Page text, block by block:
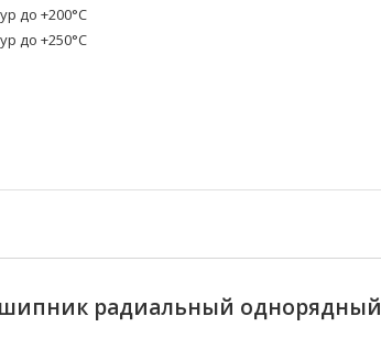
до +200°C
до +250°C
радиальный однорядный